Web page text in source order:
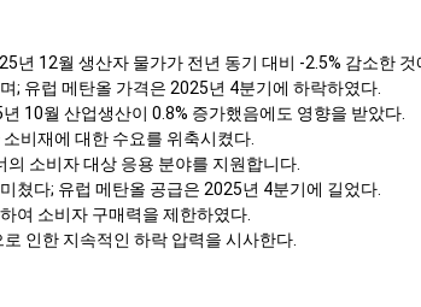
12월 생산자 물가가 전년 동기 대비 -2.5% 감소한 것
; 유럽 메탄올 가격은 2025년 4분기에 하락하였다.
10월 산업생산이 0.8% 증가했음에도 영향을 받았다.
비재에 대한 수요를 위축시켰다.
소비자 대상 응용 분야를 지원합니다.
쳤다; 유럽 메탄올 공급은 2025년 4분기에 길었다.
여 소비자 구매력을 제한하였다.
인한 지속적인 하락 압력을 시사한다.